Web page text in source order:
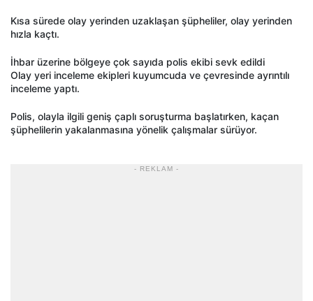
Kısa sürede olay yerinden uzaklaşan şüpheliler, olay yerinden
hızla kaçtı.
İhbar üzerine bölgeye çok sayıda polis ekibi sevk edildi
Olay yeri inceleme ekipleri kuyumcuda ve çevresinde ayrıntılı
inceleme yaptı.
Polis, olayla ilgili geniş çaplı soruşturma başlatırken, kaçan
şüphelilerin yakalanmasına yönelik çalışmalar sürüyor.
- REKLAM -